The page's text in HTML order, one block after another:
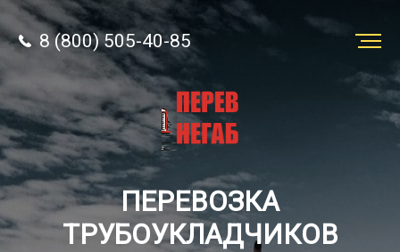
Заказать
перевозку
8 (800) 505-40-85
ПЕРЕВОЗКА
ТРУБОУКЛАДЧИКОВ